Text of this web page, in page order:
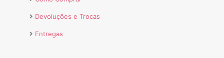
Devoluções e Trocas
Entregas